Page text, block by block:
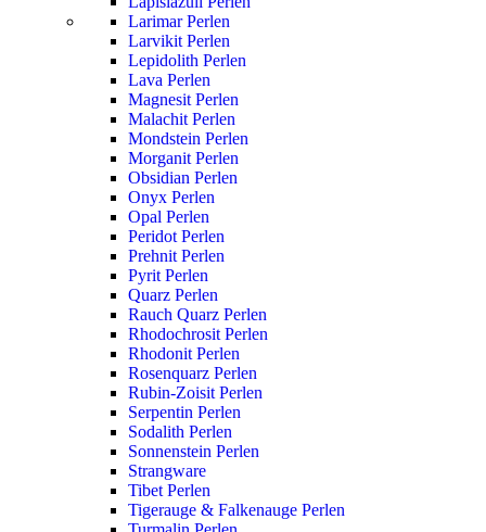
Larimar Perlen
Larvikit Perlen
Lepidolith Perlen
Lava Perlen
Magnesit Perlen
Malachit Perlen
Mondstein Perlen
Morganit Perlen
Obsidian Perlen
Onyx Perlen
Opal Perlen
Peridot Perlen
Prehnit Perlen
Pyrit Perlen
Quarz Perlen
Rauch Quarz Perlen
Rhodochrosit Perlen
Rhodonit Perlen
Rosenquarz Perlen
Rubin-Zoisit Perlen
Serpentin Perlen
Sodalith Perlen
Sonnenstein Perlen
Strangware
Tibet Perlen
Tigerauge & Falkenauge Perlen